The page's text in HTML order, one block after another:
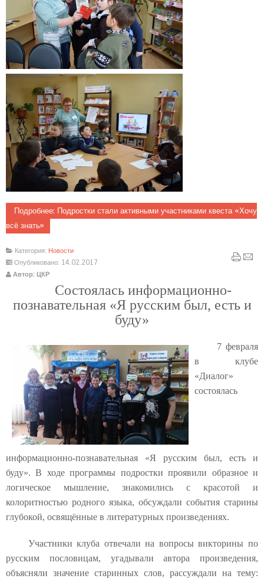
Подробнее: Подростки стали активными участниками квеста «Хочу
всё знать»
Категория: Новости
Опубликовано: 14.02.2017
Автор: ЦКР
Состоялась информационно-
познавательная «Я русским был, есть и
буду»
7 февраля
в клубе
«Диалог»
состоялась
информационно-познавательная «Я русским был, есть и
буду». В ходе программы подростки проявили образное и
логическое мышление, знакомились с красотой и
колоритностью родного языка, обсуждали события старины
глубокой, освящённые в литературных произведениях.
Участники клуба отвечали на вопросы викторины по
русским пословицам, угадывали автора произведения,
объясняли значение старинных слов, рассуждали на тему: